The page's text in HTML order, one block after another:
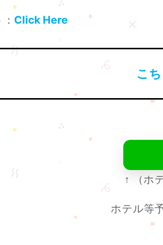
Click Here
こ
↑ （ホ
ホテル等